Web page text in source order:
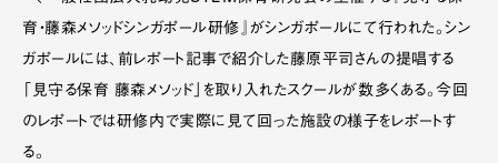
育・藤森メソッドシンガポール研修』がシンガポールにて行われた。シン
ガポールには、前レポート記事で紹介した藤原平司さんの提唱する
「見守る保育 藤森メソッド」を取り入れたスクールが数多くある。今回
のレポートでは研修内で実際に見て回った施設の様子をレポートす
る。